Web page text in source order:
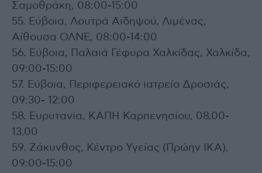
Σαμοθράκη, 08:00-15:00
55. Εύβοια, Λουτρά Αιδηψού, Λιμένας,
Αίθουσα ΟΛΝΕ, 08:00-14:00
56. Εύβοια, Παλαιά Γέφυρα Χαλκίδας, Χαλκίδα,
09:00-15:00
57. Εύβοια, Περιφερειακό ιατρείο Δροσιάς,
09:30- 12:00
58. Ευρυτανία, ΚΑΠΗ Καρπενησίου, 08.00-
13.00
59. Ζάκυνθος, Κέντρο Υγείας (Πρώην ΙΚΑ),
09:00-15:00